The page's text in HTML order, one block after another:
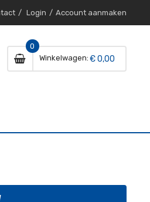
Login Account aanmaken
Winkelwagen
0
€ 0,00